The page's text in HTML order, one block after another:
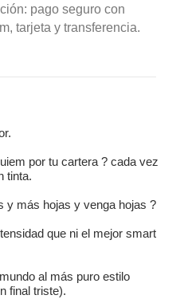
pago seguro con
tarjeta y transferencia.
por tu cartera ? cada vez
tinta.
y más hojas y venga hojas ?
que ni el mejor smart
al más puro estilo
final triste).